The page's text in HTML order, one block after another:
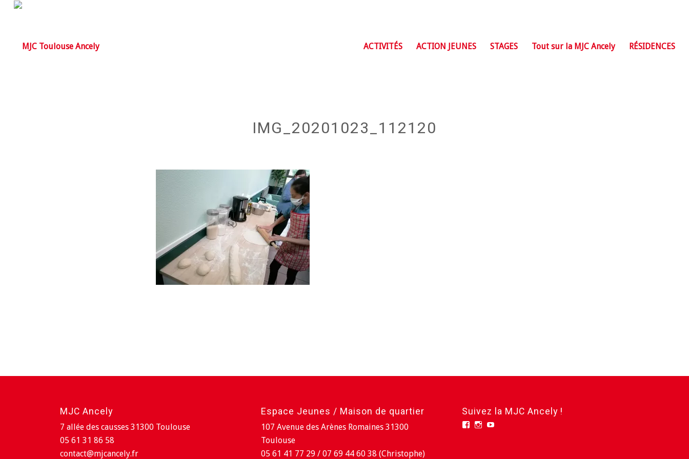
ACTIVITÉS ACTION JEUNES STAGES Tout sur la MJC Ancely RÉSIDENCES
IMG_20201023_112120
MJC Ancely
7 allée des causses 31300 Toulouse
05 61 31 86 58
contact@mjcancely.fr
Espace Jeunes / Maison de quartier
107 Avenue des Arènes Romaines 31300
Toulouse
05 61 41 77 29 / 07 69 44 60 38 (Christophe)
Suivez la MJC Ancely !
FacebookInstagram